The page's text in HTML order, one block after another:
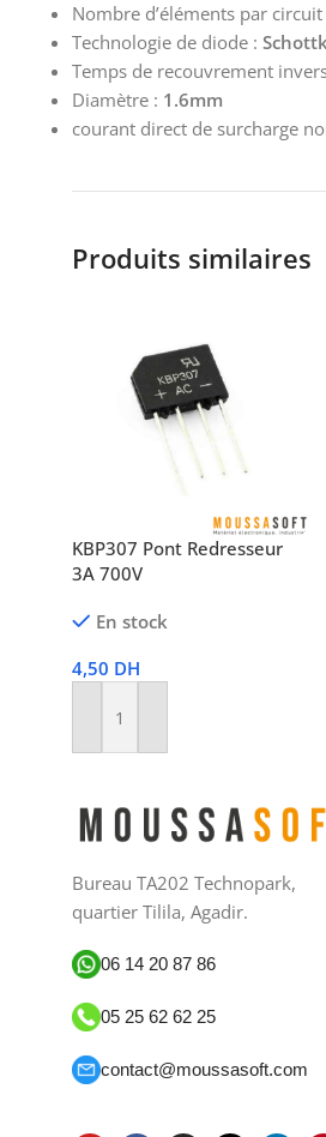
Nombre d’éléments par circuit
Technologie de diode :
Temps de recouvrement
Diamètre : 1.6mm
courant direct de surcharge
Produits similaires
KBP307 Pont Redresseur
3A 700V
En stock
4,50 DH
Ajouter Au Panier
Bureau TA202 Technopark,
quartier Tilila, Agadir.
06 14 20 87 86
05 25 62 62 25
contact@moussasoft.com